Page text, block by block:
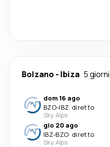
Bolzano - Ibiza 5 giorni
dom 16 ago
BZO-IBZ· diretto
Sky Alps
gio 20 ago
IBZ-BZO· diretto
Sky Alps